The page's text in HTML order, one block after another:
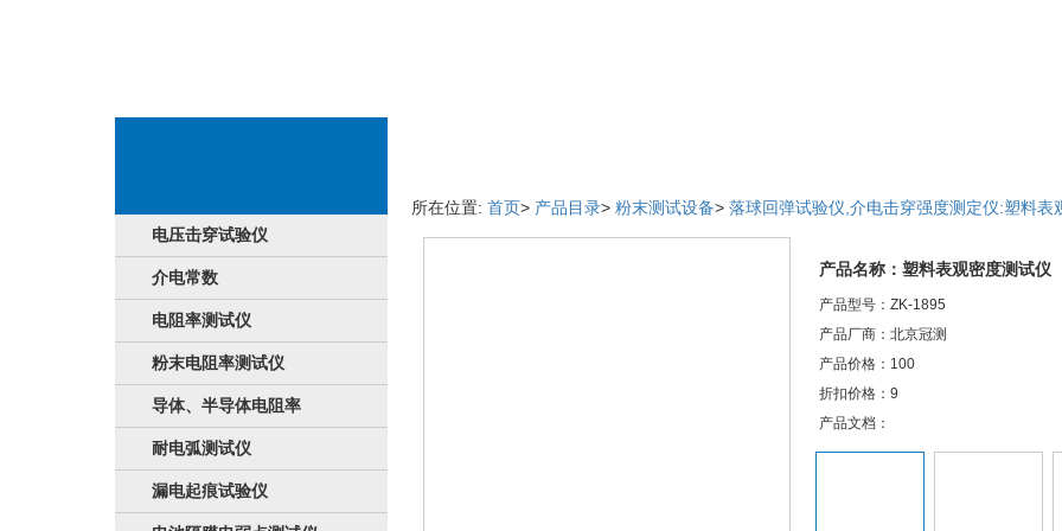
电压击穿试验仪
介电常数
电阻率测试仪
粉末电阻率测试仪
导体、半导体电阻率
耐电弧测试仪
漏电起痕试验仪
所在位置: 首页> 产品目录> 粉末测试设备> 落球回弹试验仪,介电击穿强度测定仪:塑料表
产品名称：塑料表观密度测试仪
产品型号：ZK-1895
产品厂商：北京冠测
产品价格：100
折扣价格：9
产品文档：